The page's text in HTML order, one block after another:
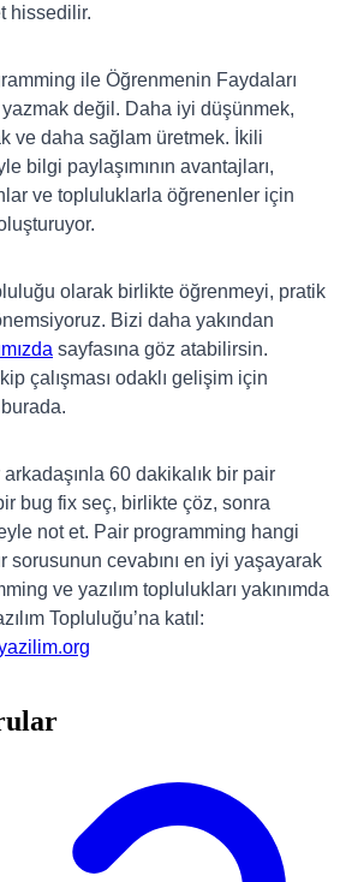
hissedilir.
ile Öğrenmenin Faydaları
yazmak değil. Daha iyi düşünmek,
ve daha sağlam üretmek. İkili
bilgi paylaşımının avantajları,
ve topluluklarla öğrenenler için
olarak birlikte öğrenmeyi, pratik
Bizi daha yakından
sayfasına göz atabilirsin.
çalışması odaklı gelişim için
60 dakikalık bir pair
bug fix seç, birlikte çöz, sonra
not et. Pair programming hangi
cevabını en iyi yaşayarak
ve yazılım toplulukları yakınımda
Topluluğu’na katıl: